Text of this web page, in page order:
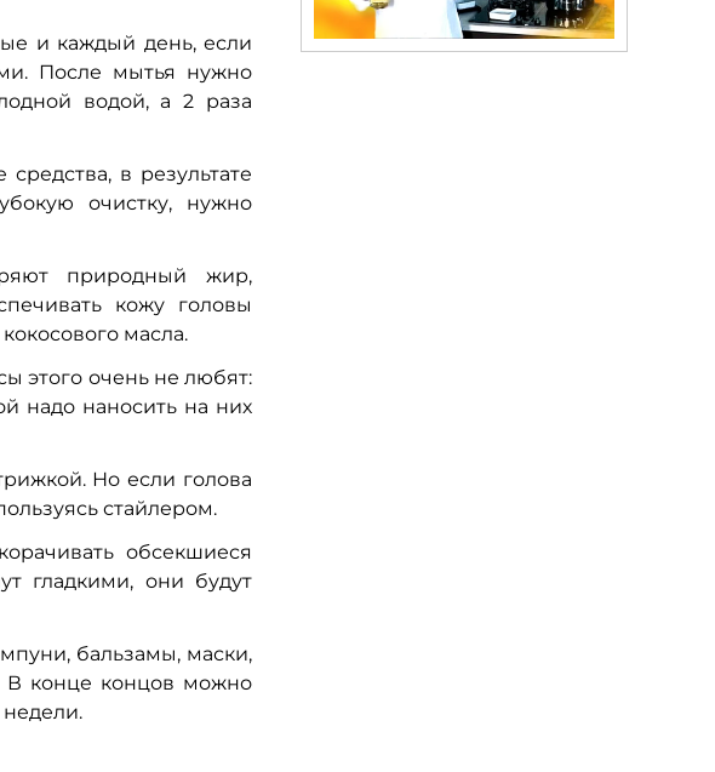
и каждый день, если
После мытья нужно
водой, а 2 раза
в результате
очистку, нужно
природный жир,
кожу головы
масла.
этого очень не любят:
надо наносить на них
Но если голова
стайлером.
обсекшиеся
гладкими, они будут
бальзамы, маски,
В конце концов можно